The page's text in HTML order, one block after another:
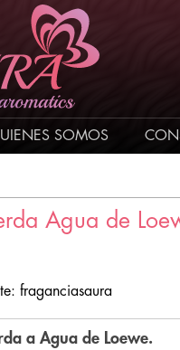
SOMOS
Agua de
fraganciasaura
a Agua de Loewe.